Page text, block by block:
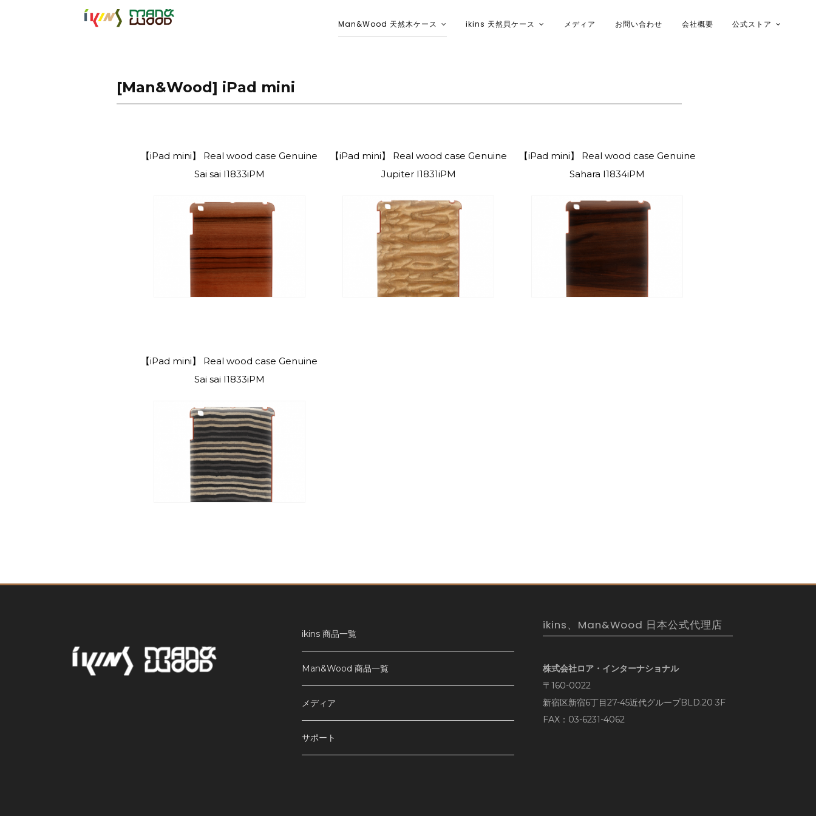
【公式サイト】ikins天然貝ケース｜Man&Wood天然木ケース
Man&Wood 天然木ケース ikins 天然貝ケース メディア お問い合わせ 会社概要 公式ストア
[Man&Wood] iPad mini
【iPad mini】 Real wood case Genuine
Sai sai I1833iPM
【iPad mini】 Real wood case Genuine
Jupiter I1831iPM
【iPad mini】 Real wood case Genuine
Sahara I1834iPM
【iPad mini】 Real wood case Genuine
Sai sai I1833iPM
ikins 商品一覧
Man&Wood 商品一覧
メディア
サポート
ikins、Man&Wood 日本公式代理店
株式会社ロア・インターナショナル
〒160-0022
新宿区新宿6丁目27-45近代グループBLD.20 3F
FAX：03-6231-4062